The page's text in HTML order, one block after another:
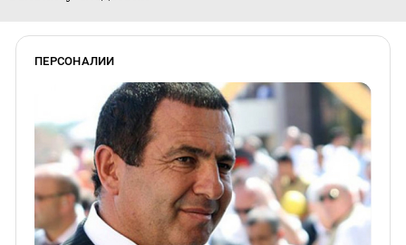
ПЕРСОНАЛИИ